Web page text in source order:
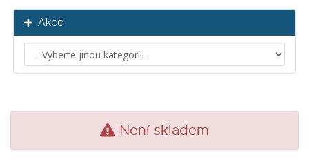
Akce
Není skladem